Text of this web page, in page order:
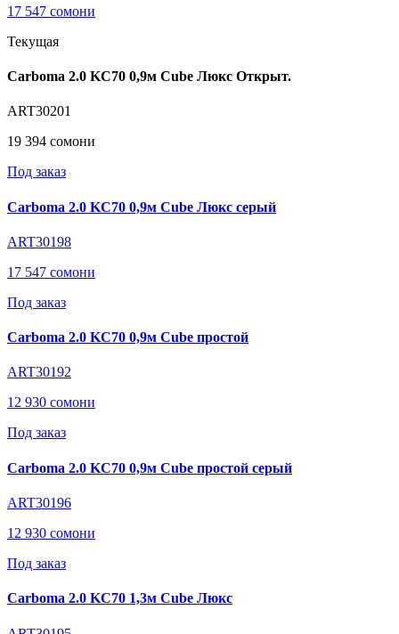
17 547 сомони
Текущая
Carboma 2.0 KC70 0,9м Cube Люкс Открыт.
ART30201
19 394 сомони
Под заказ
Carboma 2.0 KC70 0,9м Cube Люкс серый
ART30198
17 547 сомони
Под заказ
Carboma 2.0 KC70 0,9м Cube простой
ART30192
12 930 сомони
Под заказ
Carboma 2.0 KC70 0,9м Cube простой серый
ART30196
12 930 сомони
Под заказ
Carboma 2.0 KC70 1,3м Cube Люкс